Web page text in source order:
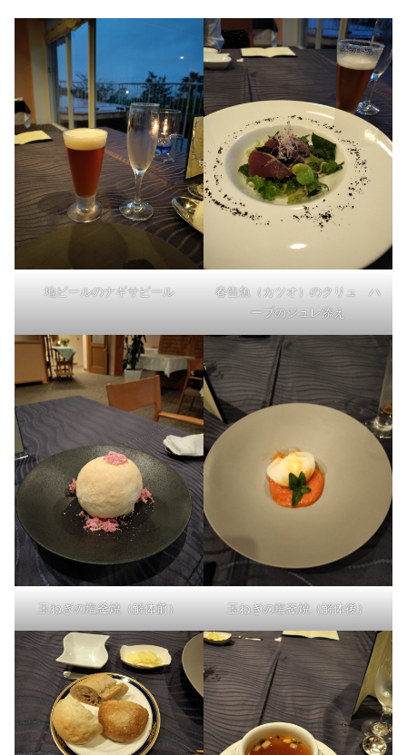
地ビールのナギサビール
春告魚（カツオ）のクリュ ハ
ーブのジュレ添え
玉ねぎの塩釜焼（解体前） 玉ねぎの塩釜焼（解体後）